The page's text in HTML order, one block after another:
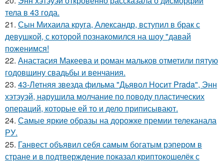
тела в 43 года.
21. Сын Михаила круга, Александр, вступил в брак с
девушкой, с которой познакомился на шоу "давай
поженимся!
22. Анастасия Макеева и роман мальков отметили пятую
годовщину свадьбы и венчания.
23. 43-Летняя звезда фильма "Дьявол Носит Prada", Энн
хэтэуэй, нарушила молчание по поводу пластических
операций, которые ей то и дело приписывают.
24. Самые яркие образы на дорожке премии телеканала
РУ.
25. Ганвест объявил себя самым богатым рэпером в
стране и в подтверждение показал криптокошелёк с